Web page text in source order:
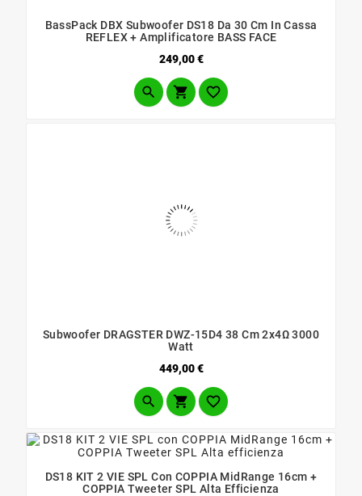
BassPack DBX Subwoofer DS18 Da 30 Cm In Cassa
REFLEX + Amplificatore BASS FACE
249,00 €Prezzo
  
Subwoofer DRAGSTER DWZ-15D4 38 Cm 2x4Ω 3000
Watt
449,00 €Prezzo
  
DS18 KIT 2 VIE SPL Con COPPIA MidRange 16cm +
COPPIA Tweeter SPL Alta Efficienza